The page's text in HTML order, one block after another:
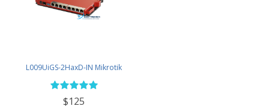
L009UiGS-2HaxD-IN Mikrotik
$125